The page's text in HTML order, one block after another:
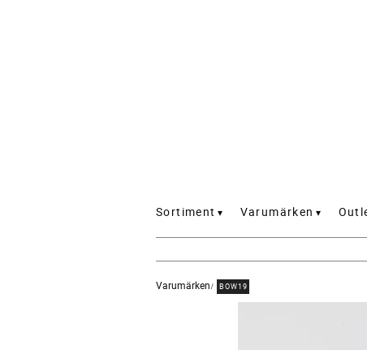
Sortiment Varumärken
Varumärken BOW19